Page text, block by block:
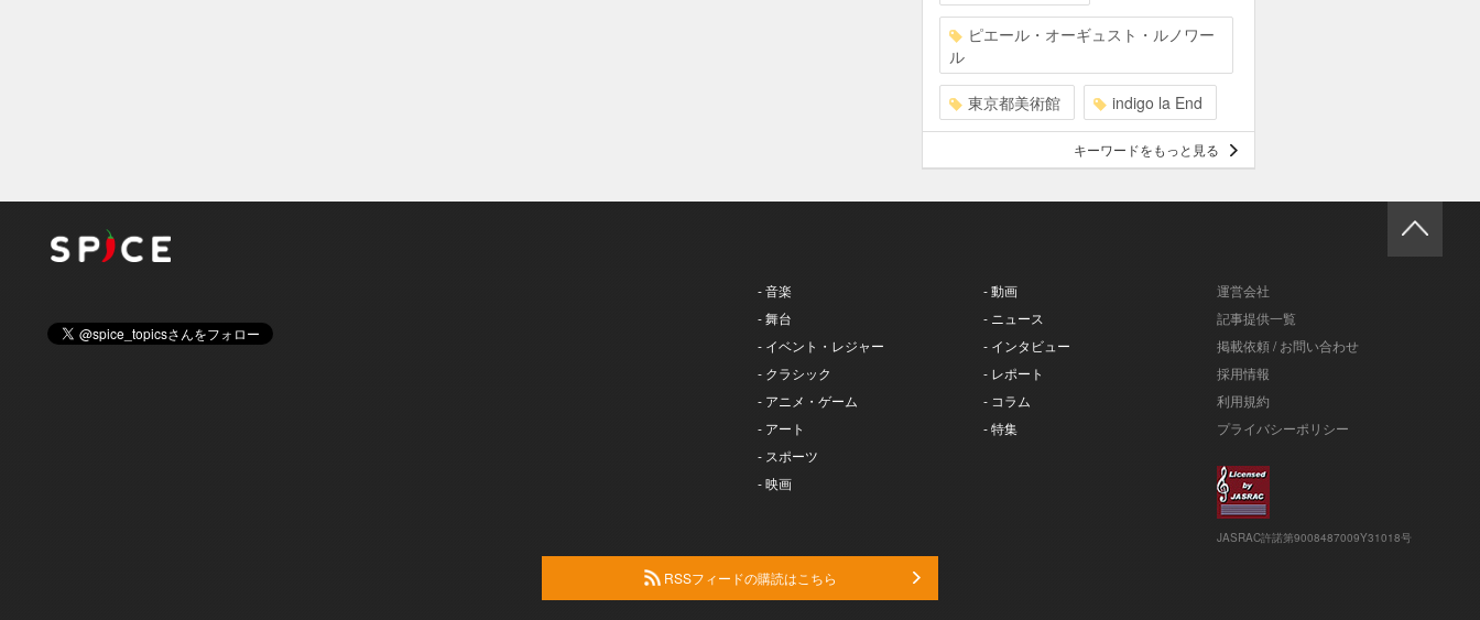
ピエール・オーギュスト・ルノワー
ル
東京都美術館 indigo la End
キーワードをもっと見る
- 音楽
- 舞台
- イベント・レジャー
- クラシック
- アニメ・ゲーム
- アート
- スポーツ
- 映画
- 動画
- ニュース
- インタビュー
- レポート
- コラム
- 特集
運営会社
記事提供一覧
掲載依頼 / お問い合わせ
採用情報
利用規約
プライバシーポリシー
JASRAC許諾第9008487009Y31018号
RSSフィードの購読はこちら